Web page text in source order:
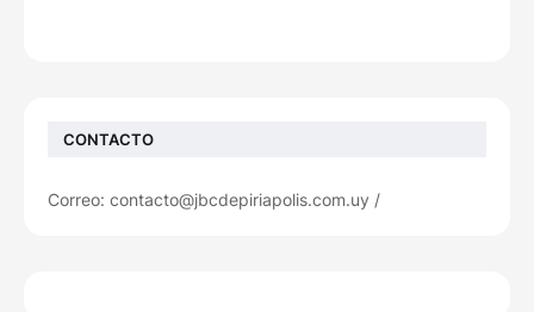
CONTACTO
Correo: contacto@jbcdepiriapolis.com.uy /